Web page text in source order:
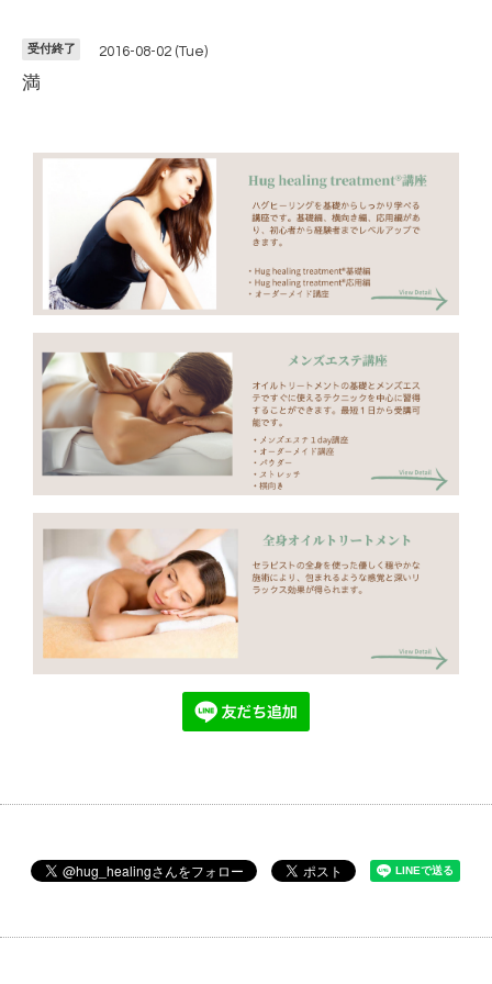
受付終了 2016-08-02 (Tue)
満